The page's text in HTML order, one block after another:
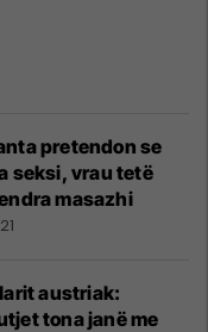
pretendon se
seksi, vrau tetë
masazhi
austriak:
tona janë me